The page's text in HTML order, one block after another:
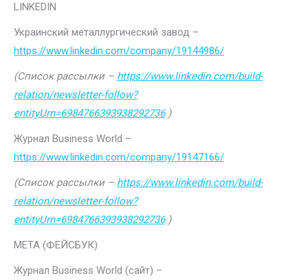
LINKEDIN
Украинский металлургический завод –
https://www.linkedin.com/company/19144986/
(Список рассылки – https://www.linkedin.com/build-
relation/newsletter-follow?
entityUrn=6984766393938292736)
Журнал Business World –
https://www.linkedin.com/company/19147166/
(Список рассылки – https://www.linkedin.com/build-
relation/newsletter-follow?
entityUrn=6984766393938292736)
МЕТА (ФЕЙСБУК)
Журнал Business World (сайт) –